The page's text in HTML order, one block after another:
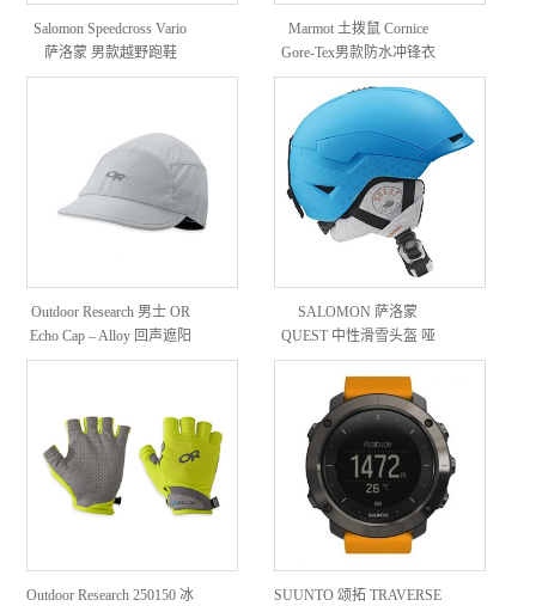
Salomon Speedcross Vario
萨洛蒙 男款越野跑鞋
Marmot 土拨鼠 Cornice
Gore-Tex男款防水冲锋衣
Outdoor Research 男士 OR
Echo Cap – Alloy 回声遮阳
帽
SALOMON 萨洛蒙
QUEST 中性滑雪头盔 哑
光蓝 L号
Outdoor Research 250150 冰 SUUNTO 颂拓 TRAVERSE